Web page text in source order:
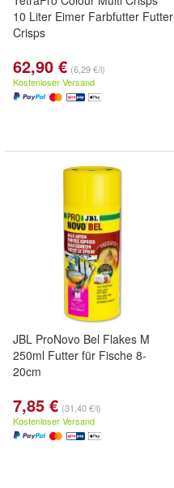
10 Liter Eimer Farbfutter Futter
Crisps
62,90 € (6,29 €/l)
Kostenloser Versand
JBL ProNovo Bel Flakes M
250ml Futter für Fische 8-
20cm
7,85 € (31,40 €/l)
Kostenloser Versand